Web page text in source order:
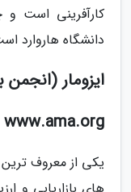
کارآفرینی است و
دانشگاه هاروارد
ایزومار (انجمن
www.ama.org
یکی از معروف